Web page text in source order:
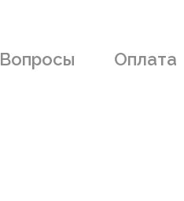
Вопросы Оплата